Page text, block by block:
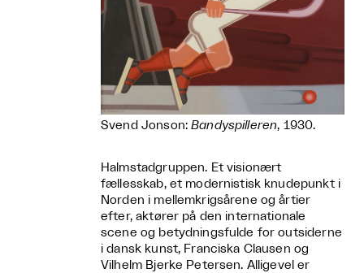
Svend Jonson:Bandyspilleren, 1930.
Halmstadgruppen. Et visionært
fællesskab, et modernistisk knudepunkt i
Norden i mellemkrigsårene og årtier
efter, aktører på den internationale
scene og betydningsfulde for outsiderne
i dansk kunst, Franciska Clausen og
Vilhelm Bjerke Petersen. Alligevel er